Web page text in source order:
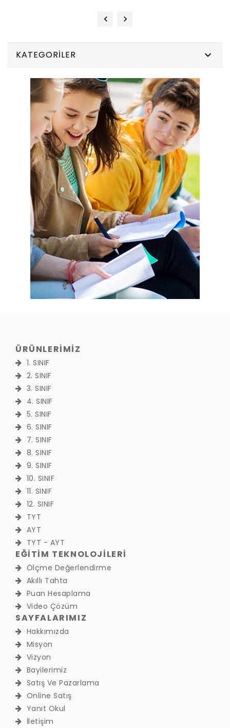
KATEGORILER 
ÜRÜNLERİMİZ
1. SINIF
2. SINIF
3. SINIF
4. SINIF
5. SINIF
6. SINIF
7. SINIF
8. SINIF
9. SINIF
10. SINIF
11. SINIF
12. SINIF
TYT
AYT
TYT - AYT
EĞİTİM TEKNOLOJİLERİ
Ölçme Değerlendirme
Akıllı Tahta
Puan Hesaplama
Video Çözüm
SAYFALARIMIZ
Hakkımızda
Misyon
Vizyon
Bayilerimiz
Satış Ve Pazarlama
Online Satış
Yanıt Okul
İletişim